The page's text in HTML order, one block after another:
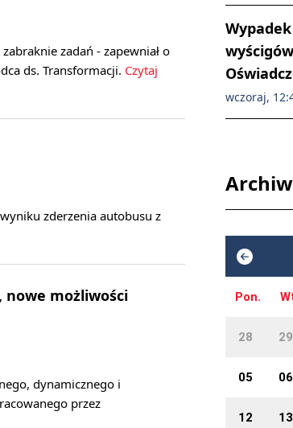
zadań - zapewniał o
ds. Transformacji. Czytaj
zderzenia autobusu z
możliwości
dynamicznego i
przez
wczoraj,
Pon.
28 29
05 06
12 13